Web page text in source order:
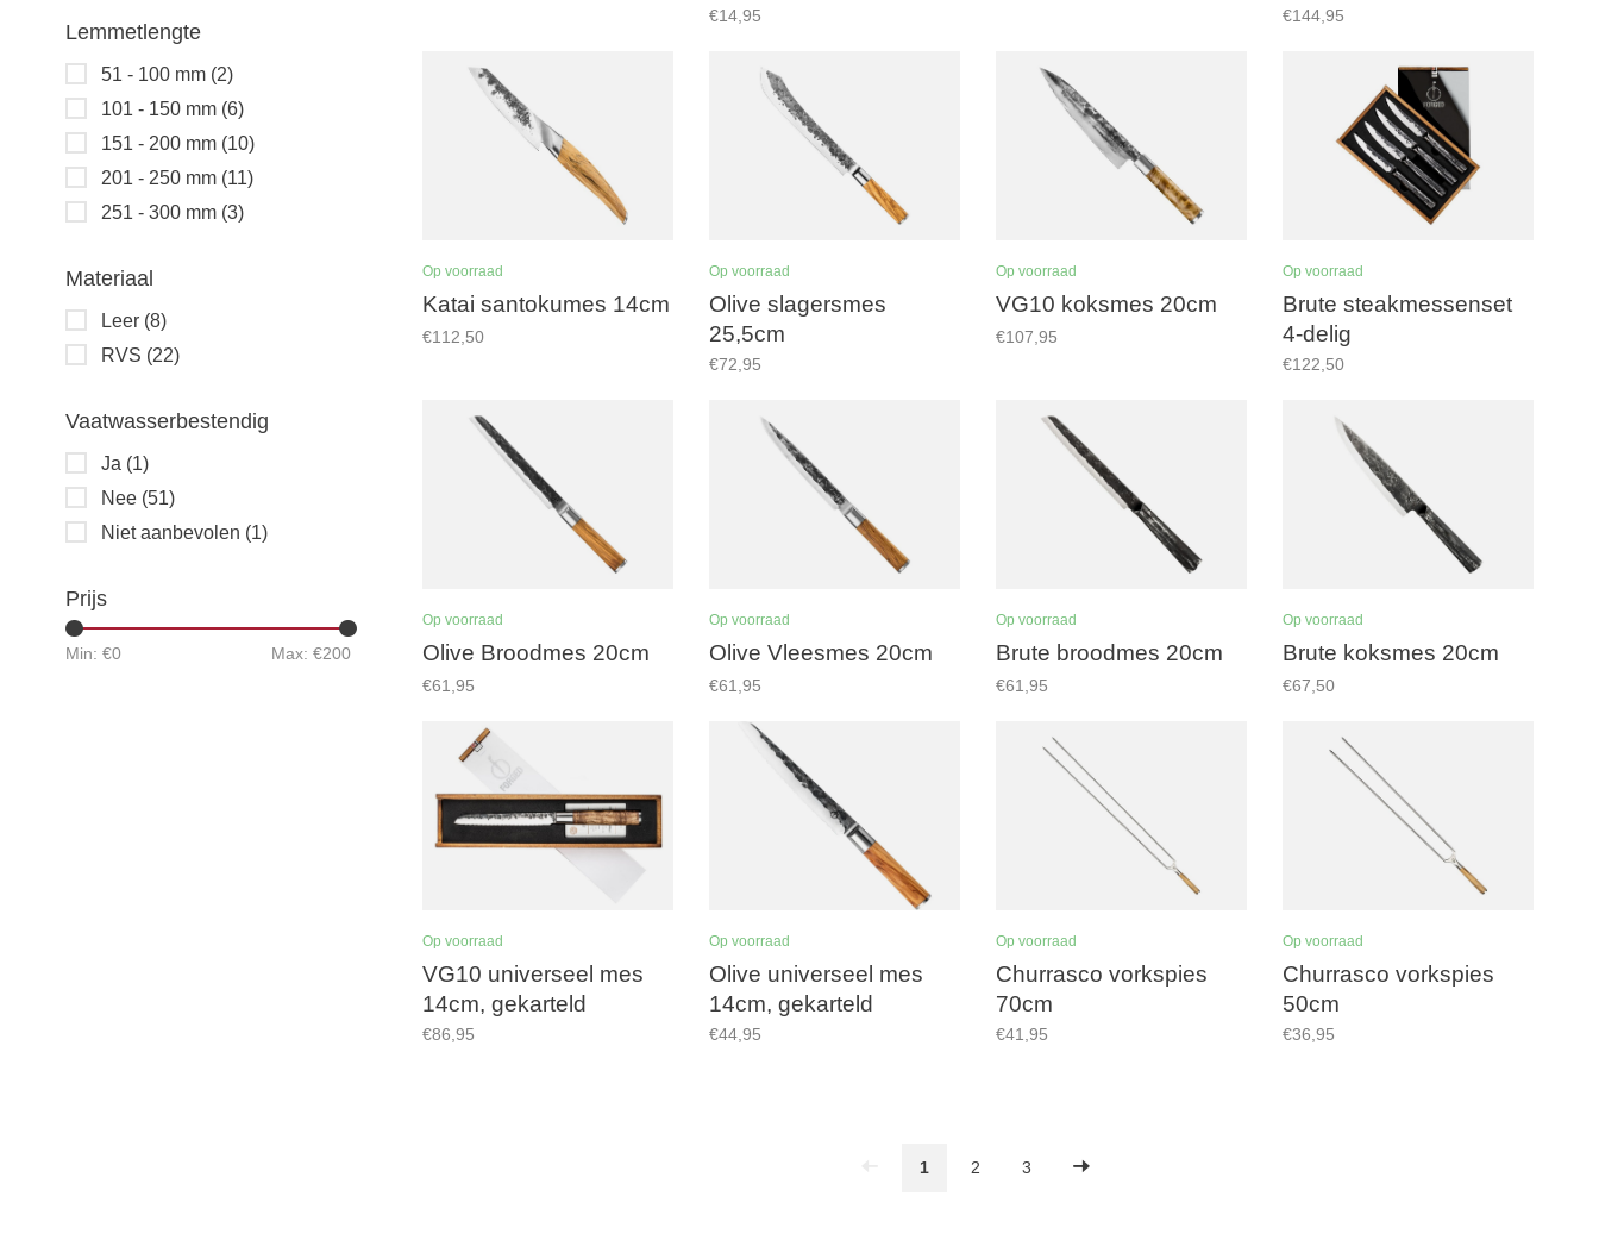
Lemmetlengte
51 - 100 mm (2)
101 - 150 mm (6)
151 - 200 mm (10)
201 - 250 mm (11)
251 - 300 mm (3)
Materiaal
Leer (8)
RVS (22)
Vaatwasserbestendig
Ja (1)
Nee (51)
Niet aanbevolen (1)
Prijs
Min: €0 Max: €200
14cm
€14,95 €144,95
Op voorraad
Katai santokumes 14cm
€112,50
Op voorraad
Olive slagersmes
25,5cm
€72,95
Op voorraad
VG10 koksmes 20cm
€107,95
Op voorraad
Brute steakmessenset
4-delig
€122,50
Op voorraad
Olive Broodmes 20cm
€61,95
Op voorraad
Olive Vleesmes 20cm
€61,95
Op voorraad
Brute broodmes 20cm
€61,95
Op voorraad
Brute koksmes 20cm
€67,50
Op voorraad
VG10 universeel mes
14cm, gekarteld
€86,95
Op voorraad
Olive universeel mes
14cm, gekarteld
€44,95
Op voorraad
Churrasco vorkspies
70cm
€41,95
Op voorraad
Churrasco vorkspies
50cm
€36,95
1 2 3